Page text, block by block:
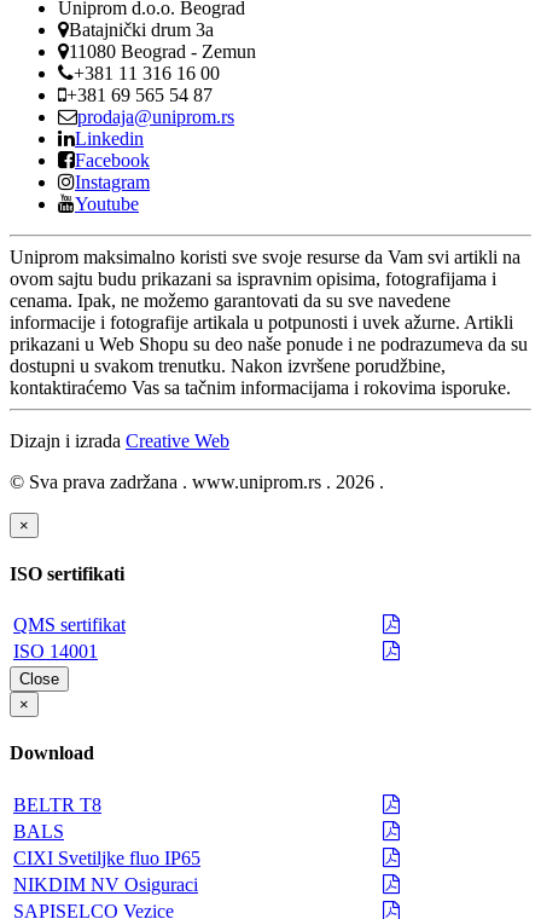
Uniprom d.o.o. Beograd
Batajnički drum 3a
11080 Beograd - Zemun
+381 11 316 16 00
+381 69 565 54 87
prodaja@uniprom.rs
Linkedin
Facebook
Instagram
Youtube
Uniprom maksimalno koristi sve svoje resurse da Vam svi artikli na
ovom sajtu budu prikazani sa ispravnim opisima, fotografijama i
cenama. Ipak, ne možemo garantovati da su sve navedene
informacije i fotografije artikala u potpunosti i uvek ažurne. Artikli
prikazani u Web Shopu su deo naše ponude i ne podrazumeva da su
dostupni u svakom trenutku. Nakon izvršene porudžbine,
kontaktiraćemo Vas sa tačnim informacijama i rokovima isporuke.
Dizajn i izrada Creative Web
© Sva prava zadržana . www.uniprom.rs . 2026 .
×
ISO sertifikati
QMS sertifikat
ISO 14001
Close
×
Download
BELTR T8
BALS
CIXI Svetiljke fluo IP65
NIKDIM NV Osiguraci
SAPISELCO Vezice